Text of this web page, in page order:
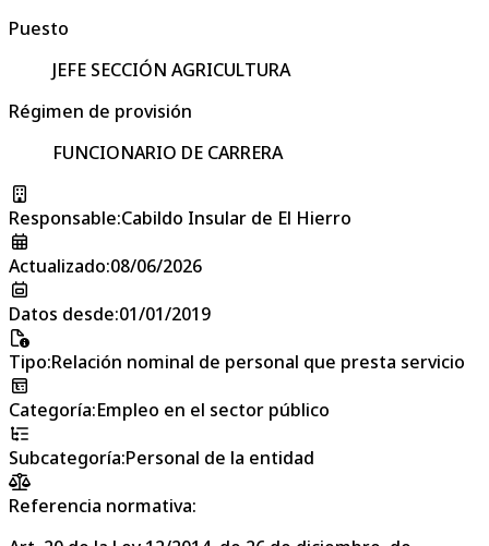
Puesto
JEFE SECCIÓN AGRICULTURA
Régimen de provisión
FUNCIONARIO DE CARRERA
Responsable:Cabildo Insular de El Hierro
Actualizado:08/06/2026
Datos desde:01/01/2019
Tipo:Relación nominal de personal que presta servicio
Categoría:Empleo en el sector público
Subcategoría:Personal de la entidad
Referencia normativa: